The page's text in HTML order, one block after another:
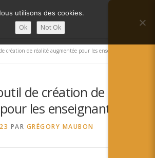
Menu
ACTUALITÉ DE LA RA
création de réalité augmentée pour les enseignants
de création de réalité
les enseignants
PAR GRÉGORY MAUBON
utilisons des cookies.
Ok Not Ok